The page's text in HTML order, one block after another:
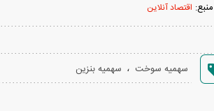
منبع: اقتصاد آنلاین
سهمیه سوخت ، سهمیه بنزین